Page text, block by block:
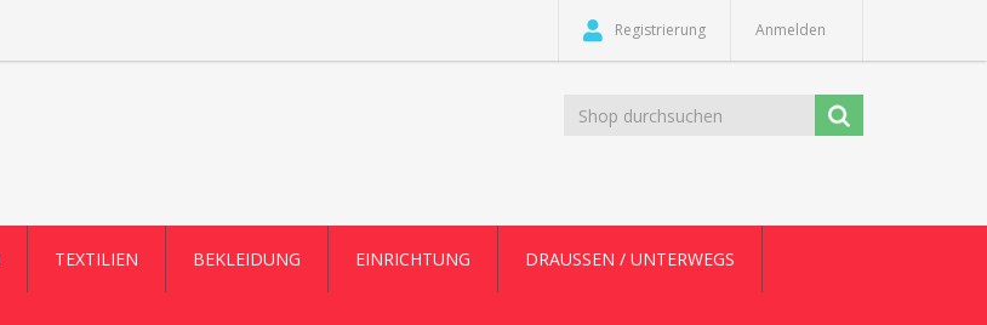
Registrierung Anmelden
TEXTILIEN BEKLEIDUNG EINRICHTUNG DRAUSSEN / UNTERWEGS